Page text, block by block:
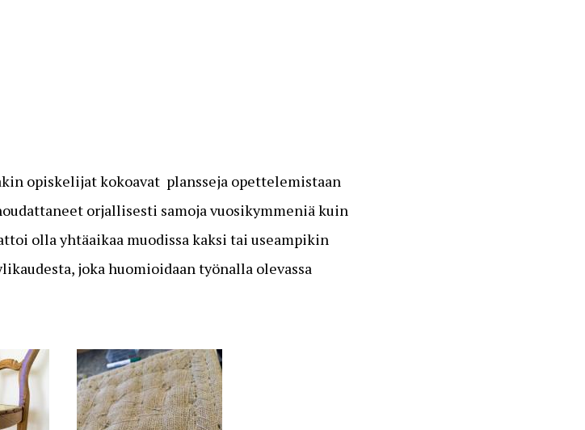
opiskelijat kokoavat plansseja opettelemistaan
orjallisesti samoja vuosikymmeniä kuin
olla yhtäaikaa muodissa kaksi tai useampikin
joka huomioidaan työnalla olevassa